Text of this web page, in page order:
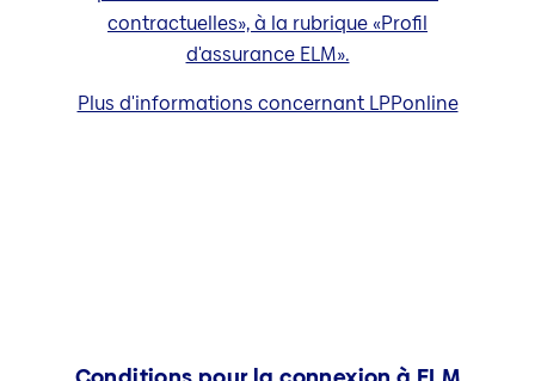
contractuelles», à la rubrique «Profil
d'assurance ELM».
Plus d'informations concernant LPPonline